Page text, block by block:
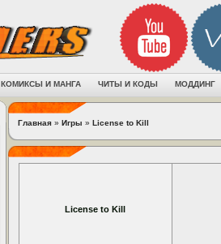
КОМИКСЫ И МАНГА ЧИТЫ И КОДЫ МОДДИНГ
Главная » Игры » License to Kill
License to Kill